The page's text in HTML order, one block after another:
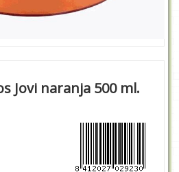
Jovi naranja 500 ml.